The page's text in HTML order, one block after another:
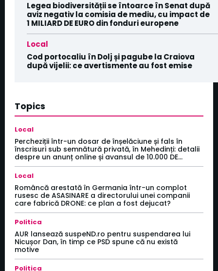
Legea biodiversității se întoarce în Senat după
aviz negativ la comisia de mediu, cu impact de
1 MILIARD DE EURO din fonduri europene
Local
Cod portocaliu în Dolj și pagube la Craiova
după vijelii: ce avertismente au fost emise
Topics
Local
Percheziții într-un dosar de înșelăciune și fals în
înscrisuri sub semnătură privată, în Mehedinți: detalii
despre un anunț online și avansul de 10.000 DE...
Local
Româncă arestată în Germania într-un complot
rusesc de ASASINARE a directorului unei companii
care fabrică DRONE: ce plan a fost dejucat?
Politica
AUR lansează suspeND.ro pentru suspendarea lui
Nicușor Dan, în timp ce PSD spune că nu există
motive
Politica